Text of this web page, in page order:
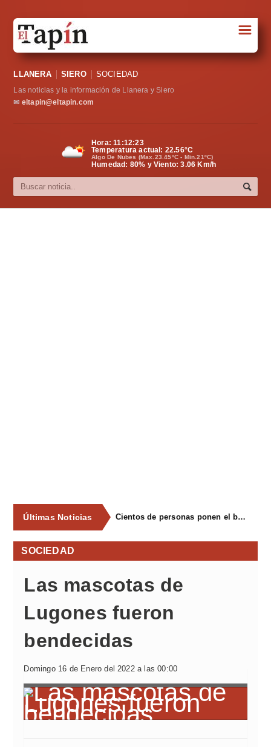
Sociedad
Política
Cultura
☰
LLANERA SIERO SOCIEDAD
Las noticias y la información de Llanera y Siero
✉ eltapin@eltapin.com
Hora:11:12:24
Temperatura actual: 22.56°C
Algo De Nubes (Max.23.45ºC - Min.21ºC)
Humedad: 80% y Viento: 3.06 Km/h
Últimas Noticias Cientos de personas ponen el broche final a las fiestas de La Salud de Lieres con la tradicional merienda
SOCIEDAD
Las mascotas de
Lugones fueron
bendecidas
Domingo 16 de Enero del 2022 a las 00:00